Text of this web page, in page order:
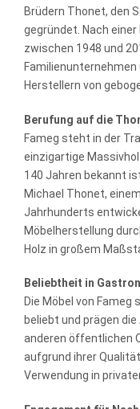
Brüdern Thonet, den
gegründet. Nach
zwischen 1948 und
Herstellern von
Berufung auf die
Fameg steht in der
einzigartige
140 Jahren bekannt
Michael Thonet,
Jahrhunderts
Möbelherstellung
Holz in großem
Beliebtheit in
Die Möbel von Fameg
beliebt und prägen
anderen öffentlichen
aufgrund ihrer
Verwendung in